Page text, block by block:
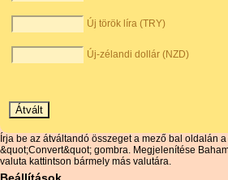
Új török ​​líra (TRY)
Új-zélandi dollár (NZD)
Írja be az átváltandó összeget a mező bal oldalán
&quot;Convert&quot; gombra. Megjelenítése
valuta kattintson bármely más valutára.